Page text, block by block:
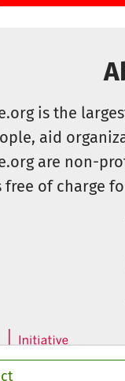
is the
aid
are non-
of charge